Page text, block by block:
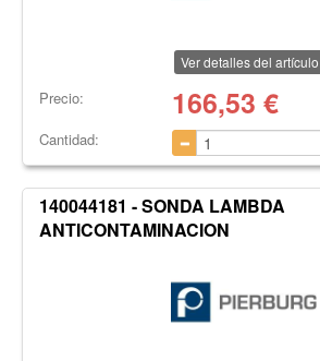
Ver detalles del artículo
Precio: 166,53 €
Cantidad:
140044181 - SONDA LAMBDA
ANTICONTAMINACION